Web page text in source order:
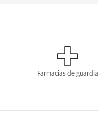
Farmacias de guardia